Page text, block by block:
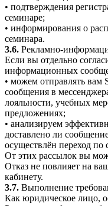
• подтверждения
семинаре;
• информирования о
семинара.
3.6. Рекламно-
Если вы отдельно
информационных
• можем отправлять вам
сообщения в
лояльности, учебных
предложениях;
• анализируем
доставлено ли
осуществлён переход по
От этих рассылок вы
Отказ не повлияет на
кабинету.
3.7. Выполнение
Как юридическое лицо,